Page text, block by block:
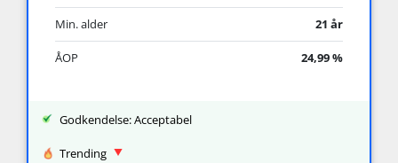
Min. alder 21 år
ÅOP 24,99 %
Godkendelse: Acceptabel
Trending